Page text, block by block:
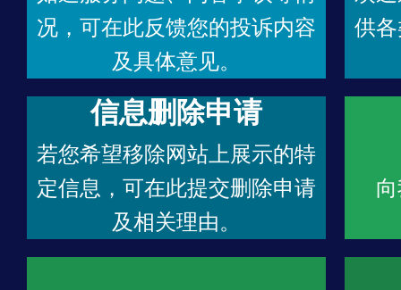
况，可在此反馈您的投诉内容
及具体意见。
供
信息删除申请
若您希望移除网站上展示的特
定信息，可在此提交删除申请
及相关理由。